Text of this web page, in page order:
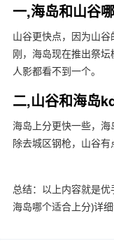
一,海岛和山谷
山谷更快点，因为山
刚，海岛现在推出祭坛
人影都看不到一个。
二,山谷和海岛
海岛上分更快一些，
除去城区钢枪，山谷
总结：以上内容就是
海岛哪个适合上分)详